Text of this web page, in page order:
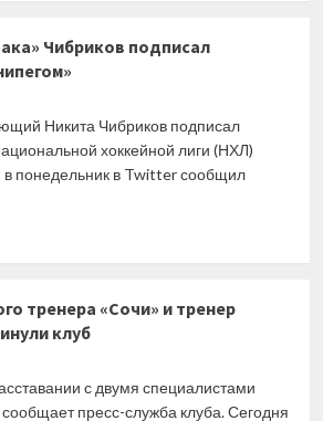
Чибриков подписал
Никита Чибриков подписал
хоккейной лиги (НХЛ)
в понедельник в Twitter сообщил
тренера «Сочи» и тренер
клуб
с двумя специалистами
пресс-служба клуба. Сегодня